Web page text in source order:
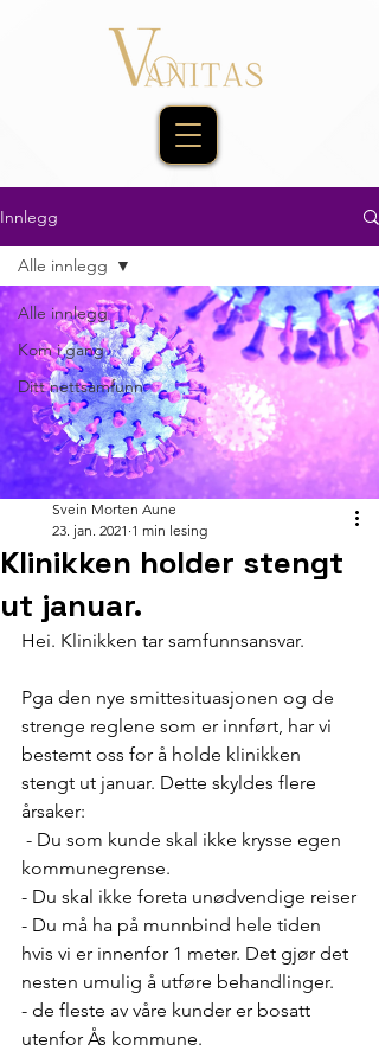
Innlegg
Alle innlegg
Kom i gang
Ditt nettsamfunn
Alle innlegg
Klinikken holder stengt
ut januar.
Svein Morten Aune
23. jan. 2021 1 min lesing
Hei. Klinikken tar samfunnsansvar.
Pga den nye smittesituasjonen og de
strenge reglene som er innført, har vi
bestemt oss for å holde klinikken
stengt ut januar. Dette skyldes flere
årsaker:
kommunegrense.
- Du skal ikke foreta unødvendige reiser
- Du må ha på munnbind hele tiden
hvis vi er innenfor 1 meter. Det gjør det
nesten umulig å utføre behandlinger.
- de fleste av våre kunder er bosatt
utenfor Ås kommune.